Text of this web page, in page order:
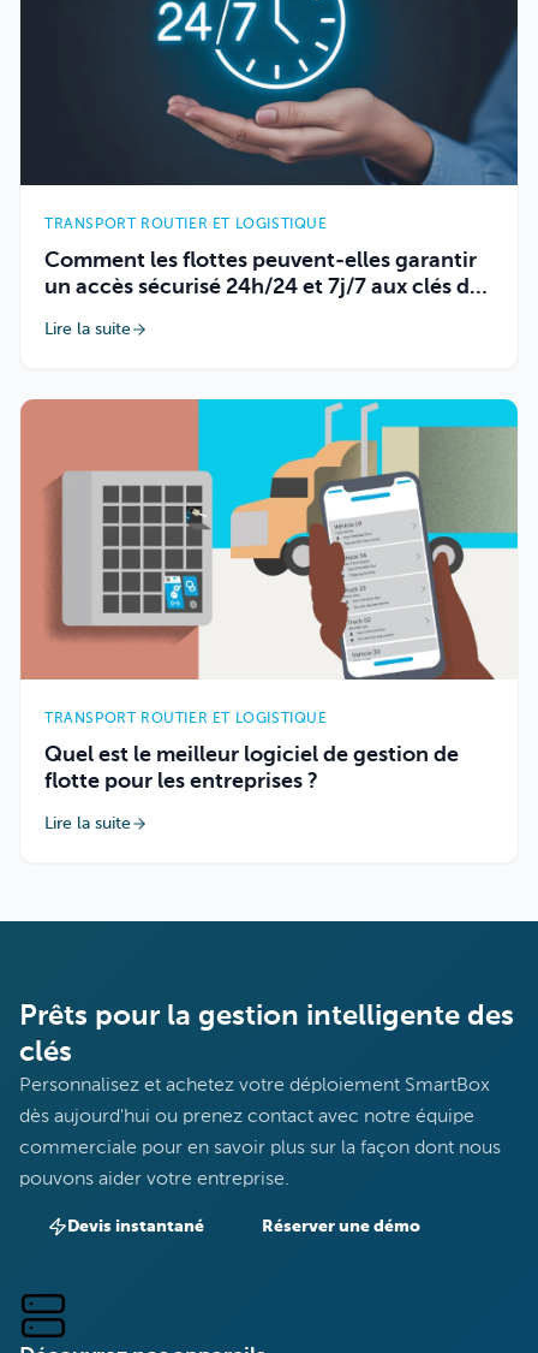
TRANSPORT ROUTIER ET LOGISTIQUE
Comment les flottes peuvent-elles garantir
un accès sécurisé 24h/24 et 7j/7 aux clés de
Lire la suite
TRANSPORT ROUTIER ET LOGISTIQUE
Quel est le meilleur logiciel de gestion de
flotte pour les entreprises ?
Lire la suite
Prêts pour la gestion intelligente des
clés
Personnalisez et achetez votre déploiement SmartBox
dès aujourd'hui ou prenez contact avec notre équipe
commerciale pour en savoir plus sur la façon dont nous
pouvons aider votre entreprise.
Devis instantané Réserver une démo